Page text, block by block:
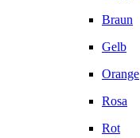
Braun
Gelb
Orange
Rosa
Rot